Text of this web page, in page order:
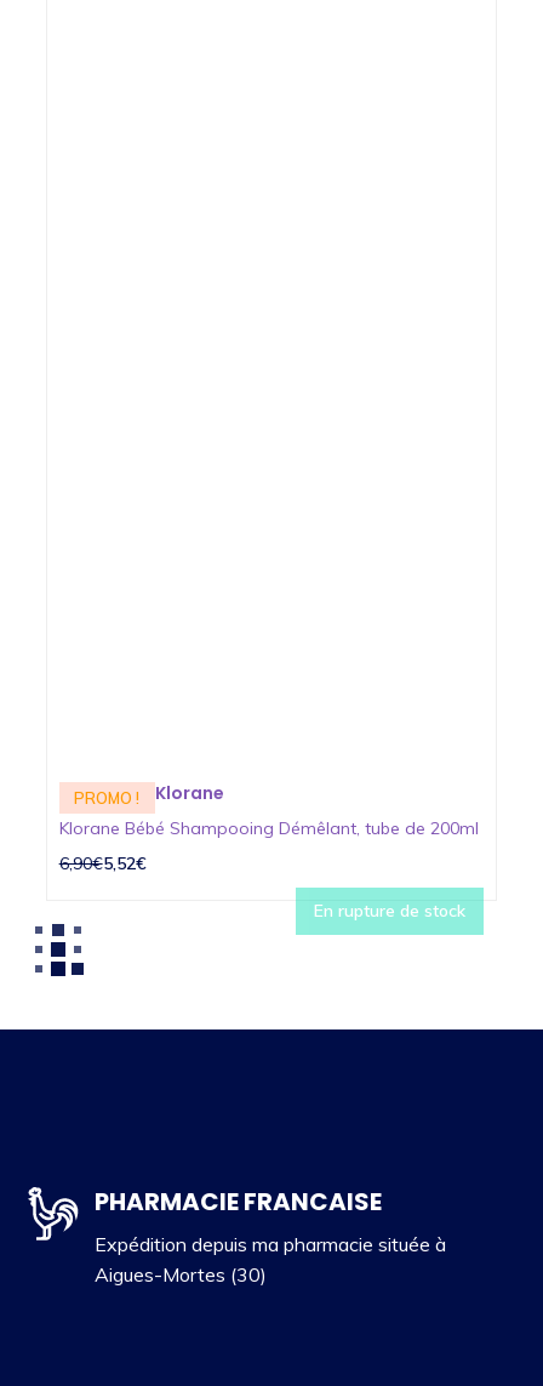
PROMO ! Klorane
Klorane Bébé Shampooing Démêlant, tube de 200ml
6,90€5,52€
En rupture de stock
PHARMACIE FRANCAISE
Expédition depuis ma pharmacie située à
Aigues-Mortes (30)